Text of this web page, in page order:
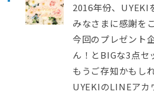
2016年份、 UYEKI
みなさまに感謝を
今回のプレゼント
ん！とBIGな3点セ
もうご存知かもし
UYEKIのLINEアカ